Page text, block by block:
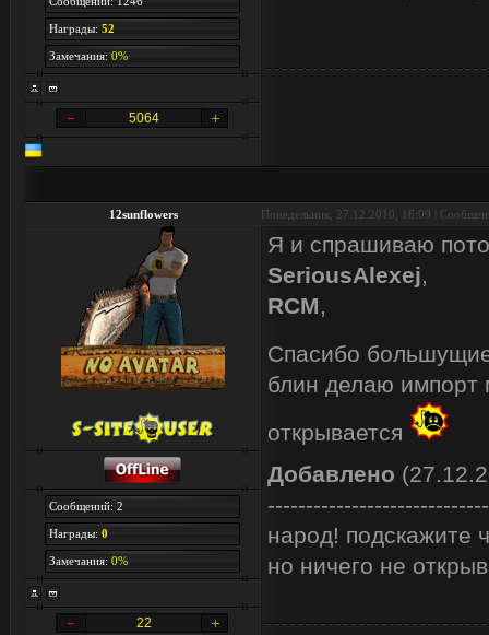
Награды: 52
Замечания: 0%
5064
12sunflowers Понедельник, 27.12.2010, 16:09 |
Сообщений: 2
Награды: 0
Замечания: 0%
22
Я и спрашиваю
SeriousAlexej,
RCM,
Спасибо
блин делаю импорт
открывается
Добавлено
народ! подскажите
но ничего не